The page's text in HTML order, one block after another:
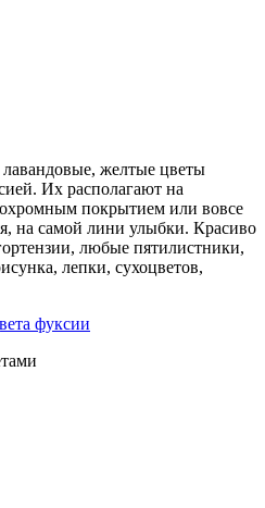
желтые цветы
Их располагают на
покрытием или вовсе
на самой лини улыбки. Красиво
любые пятилистники,
лепки, сухоцветов,
фуксии